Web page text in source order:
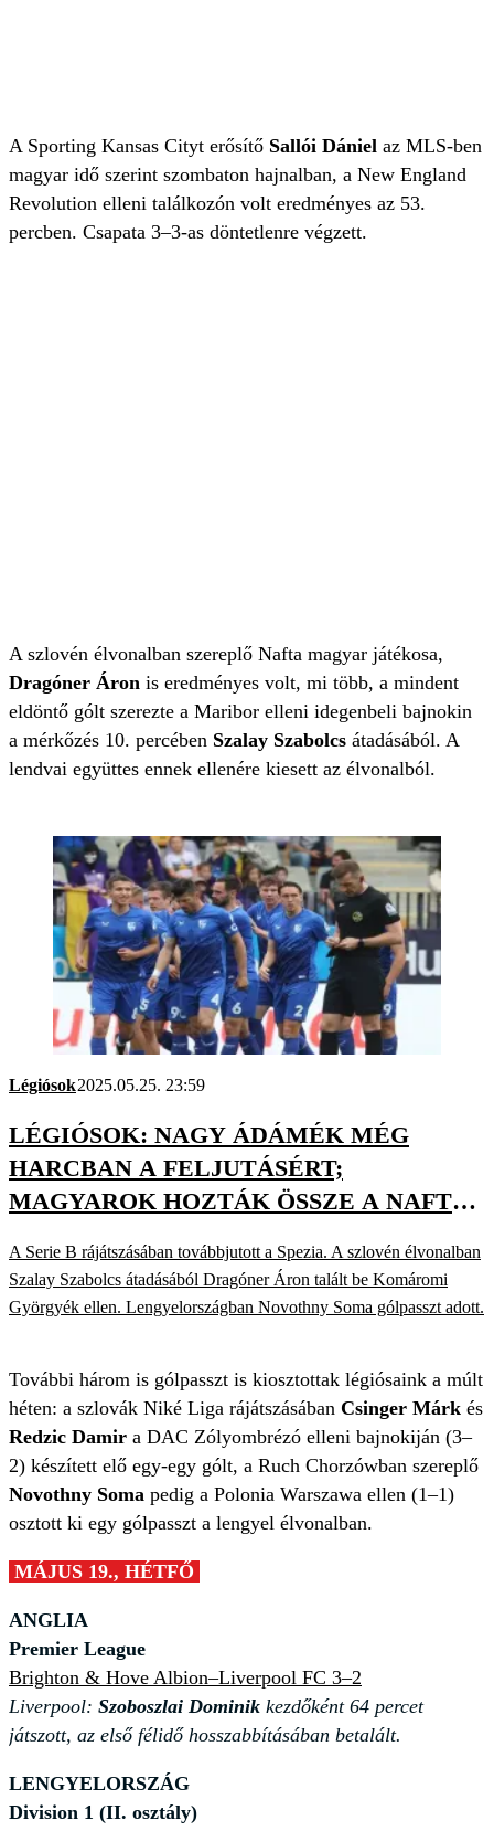
A Sporting Kansas Cityt erősítő Sallói Dániel az MLS-ben
magyar idő szerint szombaton hajnalban, a New England
Revolution elleni találkozón volt eredményes az 53.
percben. Csapata 3–3-as döntetlenre végzett.
A szlovén élvonalban szereplő Nafta magyar játékosa,
Dragóner Áron is eredményes volt, mi több, a mindent
eldöntő gólt szerezte a Maribor elleni idegenbeli bajnokin
a mérkőzés 10. percében Szalay Szabolcs átadásából. A
lendvai együttes ennek ellenére kiesett az élvonalból.
Légiósok2025.05.25. 23:59
LÉGIÓSOK: NAGY ÁDÁMÉK MÉG
HARCBAN A FELJUTÁSÉRT;
MAGYAROK HOZTÁK ÖSSZE A NAFTA
LENDVAIAK
A Serie B rájátszásában továbbjutott a Spezia. A szlovén élvonalban
Szalay Szabolcs átadásából Dragóner Áron talált be Komáromi
Györgyék ellen. Lengyelországban Novothny Soma gólpasszt adott.
További három is gólpasszt is kiosztottak légiósaink a múlt
héten: a szlovák Niké Liga rájátszásában Csinger Márk és
Redzic Damir a DAC Zólyombrézó elleni bajnokiján (3–
2) készített elő egy-egy gólt, a Ruch Chorzówban szereplő
Novothny Soma pedig a Polonia Warszawa ellen (1–1)
osztott ki egy gólpasszt a lengyel élvonalban.
MÁJUS 19., HÉTFŐ
ANGLIA
Premier League
Brighton & Hove Albion–Liverpool FC 3–2
Liverpool: Szoboszlai Dominik kezdőként 64 percet
játszott, az első félidő hosszabbításában betalált.
LENGYELORSZÁG
Division 1 (II. osztály)